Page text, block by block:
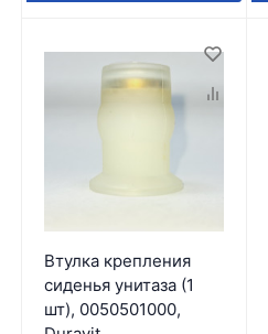
Втулка крепления
сиденья унитаза (1
шт), 0050501000,